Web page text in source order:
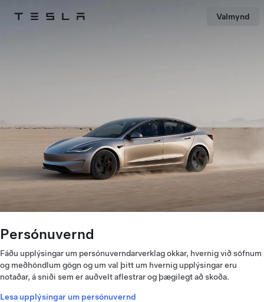
Tesla Valmynd
Persónuvernd
Fáðu upplýsingar um persónuverndarverklag okkar, hvernig við söfnum
og meðhöndlum gögn og um val þitt um hvernig upplýsingar eru
notaðar, á sniði sem er auðvelt aflestrar og þægilegt að skoða.
Lesa upplýsingar um persónuvernd